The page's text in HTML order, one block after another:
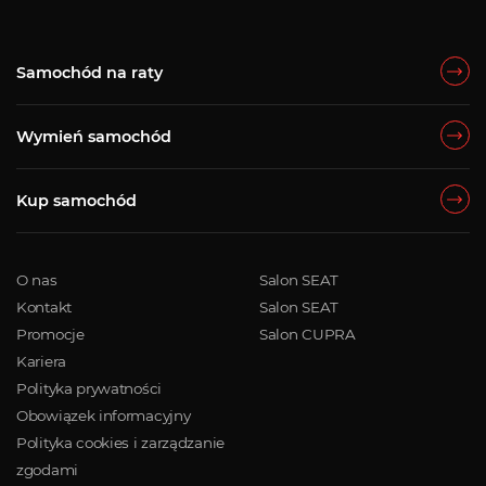
Samochód na raty
Wymień samochód
Kup samochód
O nas
Kontakt
Promocje
Kariera
Polityka prywatności
Obowiązek informacyjny
Polityka cookies i zarządzanie
zgodami
Salon SEAT
Salon SEAT
Salon CUPRA